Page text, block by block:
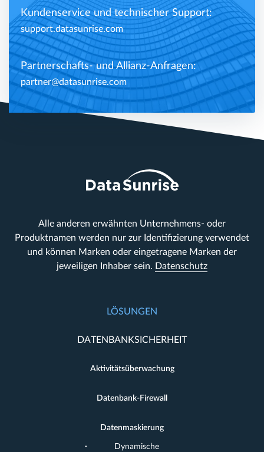
Kundenservice und technischer Support:
support.datasunrise.com
Partnerschafts- und Allianz-Anfragen:
partner@datasunrise.com
Alle anderen erwähnten Unternehmens- oder
Produktnamen werden nur zur Identifizierung verwendet
und können Marken oder eingetragene Marken der
jeweiligen Inhaber sein. Datenschutz
LÖSUNGEN
DATENBANKSICHERHEIT
Aktivitätsüberwachung
Datenbank-Firewall
Datenmaskierung
Dynamische